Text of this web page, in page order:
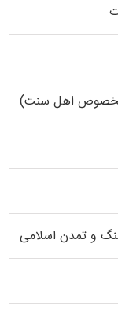
(مخصوص اهل سنت)
و تمدن اسلامی